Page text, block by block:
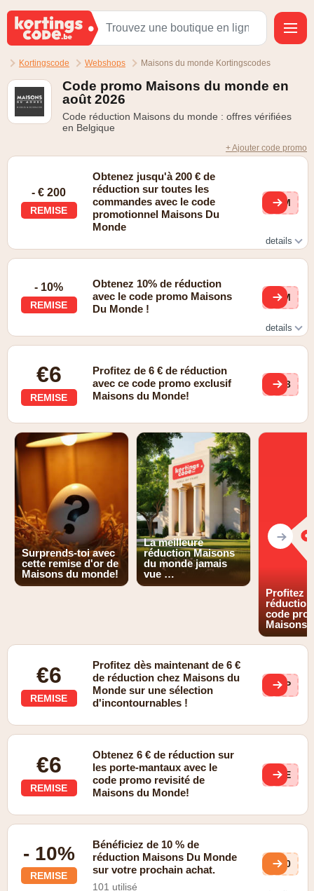
Kortingscode Webshops Maisons du monde Kortingscodes
Code promo Maisons du monde en
août 2026
Code réduction Maisons du monde : offres vérifiées
en Belgique
+ Ajouter code promo
- € 200
REMISE
Obtenez jusqu'à 200 € de
réduction sur toutes les
commandes avec le code
promotionnel Maisons Du
Monde
MDM
details
- 10%
REMISE
Obtenez 10% de réduction
avec le code promo Maisons
Du Monde !
MDM
details
€6
REMISE
Profitez de 6 € de réduction
avec ce code promo exclusif
Maisons du Monde!
283
Surprends-toi avec
cette remise d'or de
Maisons du monde!
La meilleure
réduction Maisons
du monde jamais
vue …
Profitez
réduction
code
Maisons
€6
REMISE
Profitez dès maintenant de 6 €
de réduction chez Maisons du
Monde sur une sélection
d'incontournables !
HPP
€6
REMISE
Obtenez 6 € de réduction sur
les porte-mantaux avec le
code promo revisité de
Maisons du Monde!
HRE
- 10%
REMISE
Bénéficiez de 10 % de
réduction Maisons Du Monde
sur votre prochain achat.
101 utilisé
AS0